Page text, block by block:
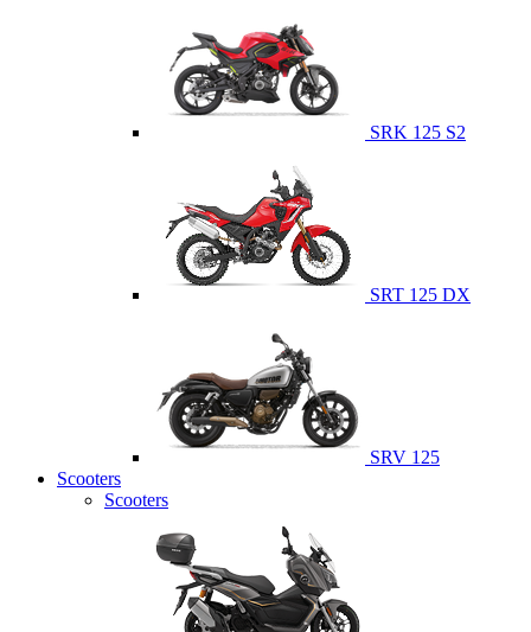
SRK 125 S2
SRT 125 DX
SRV 125
Scooters
Scooters